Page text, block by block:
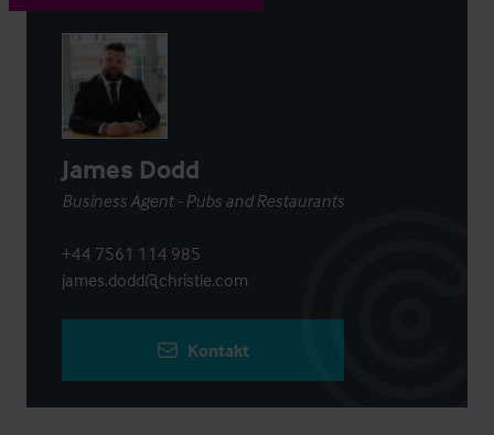
James Dodd
Business Agent - Pubs and Restaurants
+44 7561 114 985
james.dodd@christie.com
Kontakt